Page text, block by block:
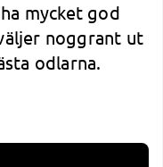
mycket god
noggrant ut
odlarna.